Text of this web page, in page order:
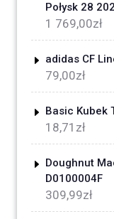
Połysk 28
1 769,00zł
adidas CF
79,00zł
Basic Kubek
18,71 zł
Doughnut
D0100004F
309,99zł